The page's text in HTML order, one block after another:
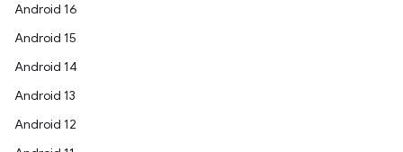
Android 16
Android 15
Android 14
Android 13
Android 12